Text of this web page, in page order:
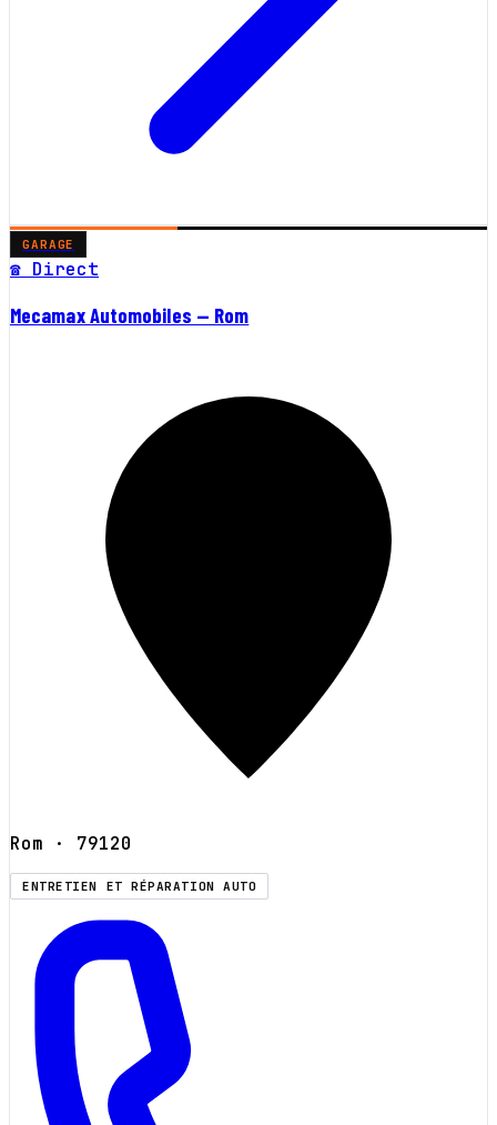
GARAGE
☎ Direct
Mecamax Automobiles — Rom
Rom · 79120
ENTRETIEN ET RÉPARATION AUTO